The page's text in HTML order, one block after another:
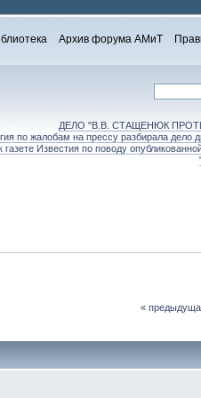
Архив форума АМиТ
ДЕЛО "В.В. СТАЩЕНЮК
по жалобам на прессу разбирала дело
Известия по поводу
«